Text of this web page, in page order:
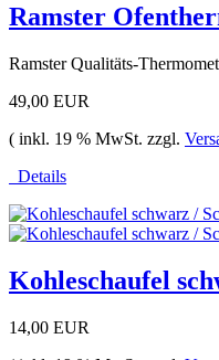
Ramster
Ramster Qualitäts-
49,00 EUR
( inkl. 19 % MwSt. zzgl.
Details
Kohleschaufel
14,00 EUR